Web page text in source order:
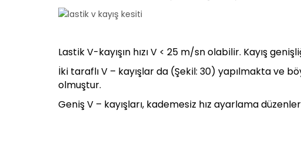
Lastik V-kayışın hızı V < 25 m/sn olabilir. Kayış
İki taraflı V – kayışlar da (Şekil: 30) yapılmakta ve
olmuştur.
Geniş V – kayışları, kademesiz hız ayarlama